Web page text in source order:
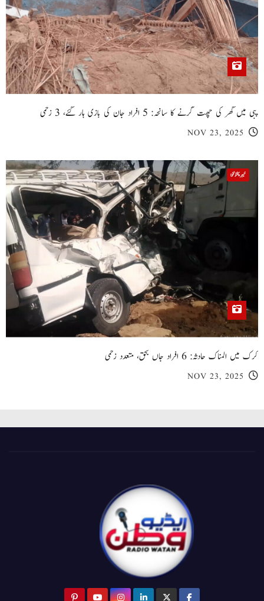
پبی میں گھر کی چھت گرنے کا سانحہ: 5 افراد جان کی بازی ہار گئے، 3 زخمی
NOV 23, 2025
خیبر پختونخوا
کرک میں المناک حادثہ: 6 افراد جاں بحق، متعدد زخمی
NOV 23, 2025